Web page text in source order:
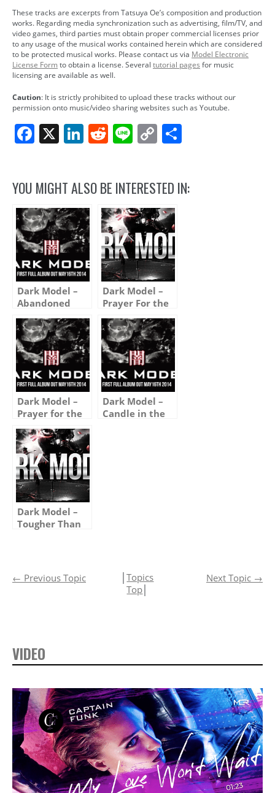
These tracks are excerpts from Tatsuya Oe’s composition and production
works. Regarding media synchronization such as advertising, film/TV, and
video games, third parties must obtain proper commercial licenses prior
to any usage of the musical works contained herein which are considered
to be protected musical works. Please contact us via Model Electronic
License Formto obtain a license. Several tutorial pages for music
licensing are available as well.
Caution: It is strictly prohibited to upload these tracks without our
permission onto music/video sharing websites such as Youtube.
Facebook
X LinkedIn
Reddit
LineCopy
YOU MIGHT ALSO BE INTERESTED IN:
Dark Model –
Abandoned
Dark Model –
Prayer For the
Night (Hard
Mix)
Dark Model –
Prayer for the
New Moon
Dark Model –
Candle in the
Dark Model –
Tougher Than
← Previous Topic │Topics
Top
Next Topic →
VIDEO